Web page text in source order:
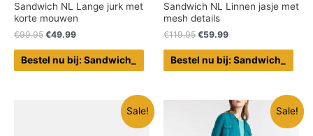
Sandwich NL Lange jurk met
korte mouwen
€99.95 €49.99
Bestel nu bij: Sandwich_
Sandwich NL Linnen jasje met
mesh details
€119.95 €59.99
Bestel nu bij: Sandwich_
Sale! Sale!